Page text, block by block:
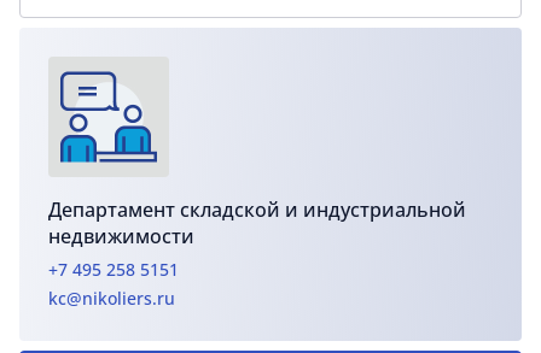
Департамент складской и индустриальной
недвижимости
+7 495 258 5151
kc@nikoliers.ru